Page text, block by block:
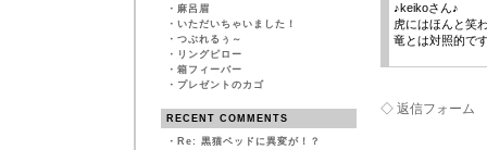
・ 麻呂眉
・ いただいちゃいました！
・ つぶれるぅ～
・ リングピロー
・ 箱フィーバー
・ プレゼントのカゴ
RECENT COMMENTS
・ Re: 黒猫ベッドに異変が！？
♪keikoさん♪
虎にはほんと笑
竜とは対照的で
◇ 返信フォーム